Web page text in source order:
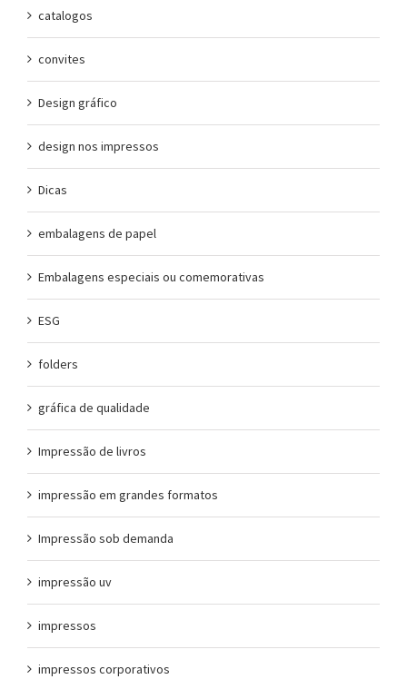
catalogos
convites
Design gráfico
design nos impressos
Dicas
embalagens de papel
Embalagens especiais ou comemorativas
ESG
folders
gráfica de qualidade
Impressão de livros
impressão em grandes formatos
Impressão sob demanda
impressão uv
impressos
impressos corporativos